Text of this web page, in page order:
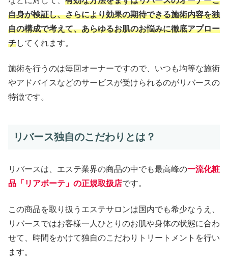
自身が検証し、さらにより効果の期待できる施術内容を独
自の構成で考えて、あらゆるお肌のお悩みに徹底アプロー
チしてくれます。
施術を行うのは毎回オーナーですので、いつも均等な施術
やアドバイスなどのサービスが受けられるのがリバースの
特徴です。
リバース独自のこだわりとは？
リバースは、エステ業界の商品の中でも最高峰の一流化粧
品「リアボーテ」の正規取扱店です。
この商品を取り扱うエステサロンは国内でも希少なうえ、
リバースではお客様一人ひとりのお肌や身体の状態に合わ
せて、時間をかけて独自のこだわりトリートメントを行い
ます。